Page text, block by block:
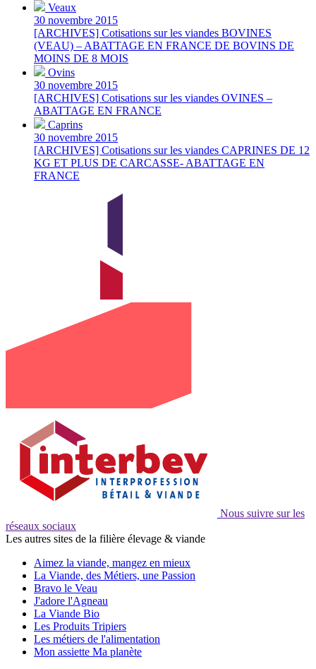
Veaux
30 novembre 2015
[ARCHIVES] Cotisations sur les viandes BOVINES
(VEAU) – ABATTAGE EN FRANCE DE BOVINS DE
MOINS DE 8 MOIS
Ovins
30 novembre 2015
[ARCHIVES] Cotisations sur les viandes OVINES –
ABATTAGE EN FRANCE
Caprins
30 novembre 2015
[ARCHIVES] Cotisations sur les viandes CAPRINES DE 12
KG ET PLUS DE CARCASSE- ABATTAGE EN
FRANCE
Nous suivre sur les
réseaux sociaux
Les autres sites de la filière élevage & viande
Aimez la viande, mangez en mieux
La Viande, des Métiers, une Passion
Bravo le Veau
J'adore l'Agneau
La Viande Bio
Les Produits Tripiers
Les métiers de l'alimentation
Mon assiette Ma planète